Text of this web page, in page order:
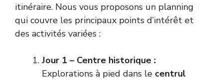
itinéraire. Nous vous proposons un planning
qui couvre les principaux points d’intérêt et
des activités variées :
Jour 1 – Centre historique :
Explorations à pied dans le centrul